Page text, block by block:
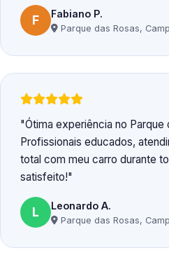
F Fabiano P.
Parque das Rosas,
Ótima experiência no Parque
Profissionais educados,
total com meu carro durante
satisfeito!
L Leonardo A.
Parque das Rosas,